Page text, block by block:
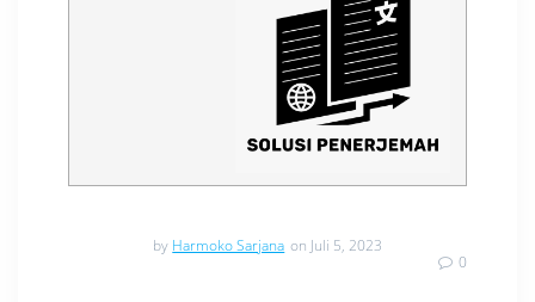
by Harmoko Sarjana on Juli 5, 2023
0